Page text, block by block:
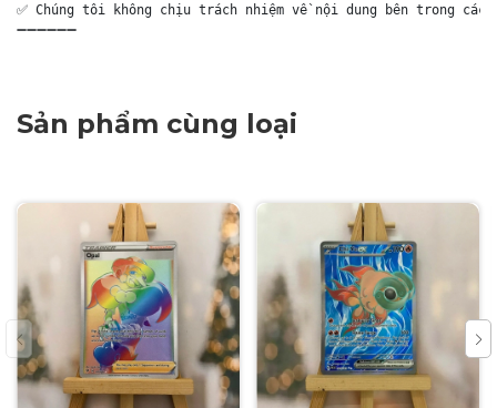
✅ Chúng tôi không chịu trách nhiệm về nội dung bên trong
➖➖➖➖➖➖
Sản phẩm cùng loại